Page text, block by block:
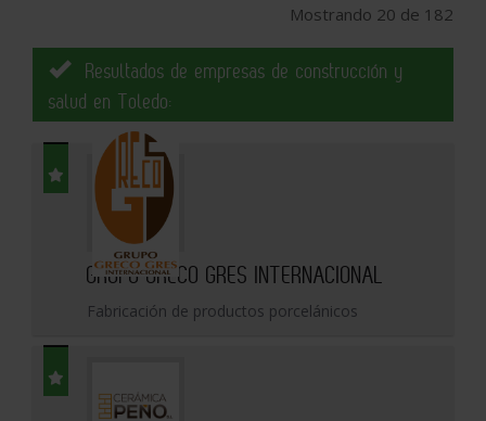
Mostrando 20 de 182
Resultados de empresas de construcción y
salud en Toledo:
GRUPO GRECO GRES INTERNACIONAL
Fabricación de productos porcelánicos